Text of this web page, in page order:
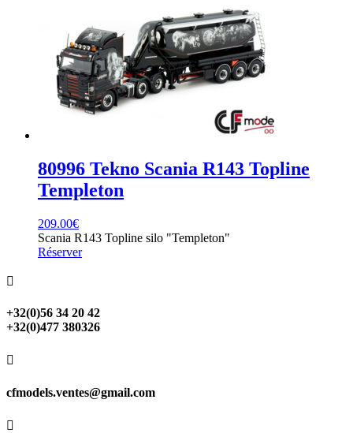
80996 Tekno Scania R143 Topline
Templeton
209.00€
Scania R143 Topline silo "Templeton"
Réserver

+32(0)56 34 20 42
+32(0)477 380326

cfmodels.ventes@gmail.com
